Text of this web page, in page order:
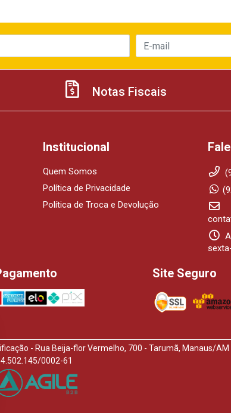
Notas Fiscais
Institucional
Quem Somos
Política de Privacidade
Política de Troca e Devolução
Site Seguro
- Rua Beija-flor Vermelho, 700 - Tarumã, Manaus/AM
0002-61